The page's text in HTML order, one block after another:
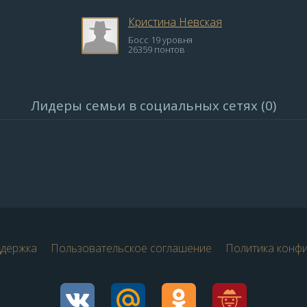
Кристина Невская
Босс 19 уровня
26359 понтов
Лидеры семьи в социальных сетях (0)
Пользовательское соглашение Политика